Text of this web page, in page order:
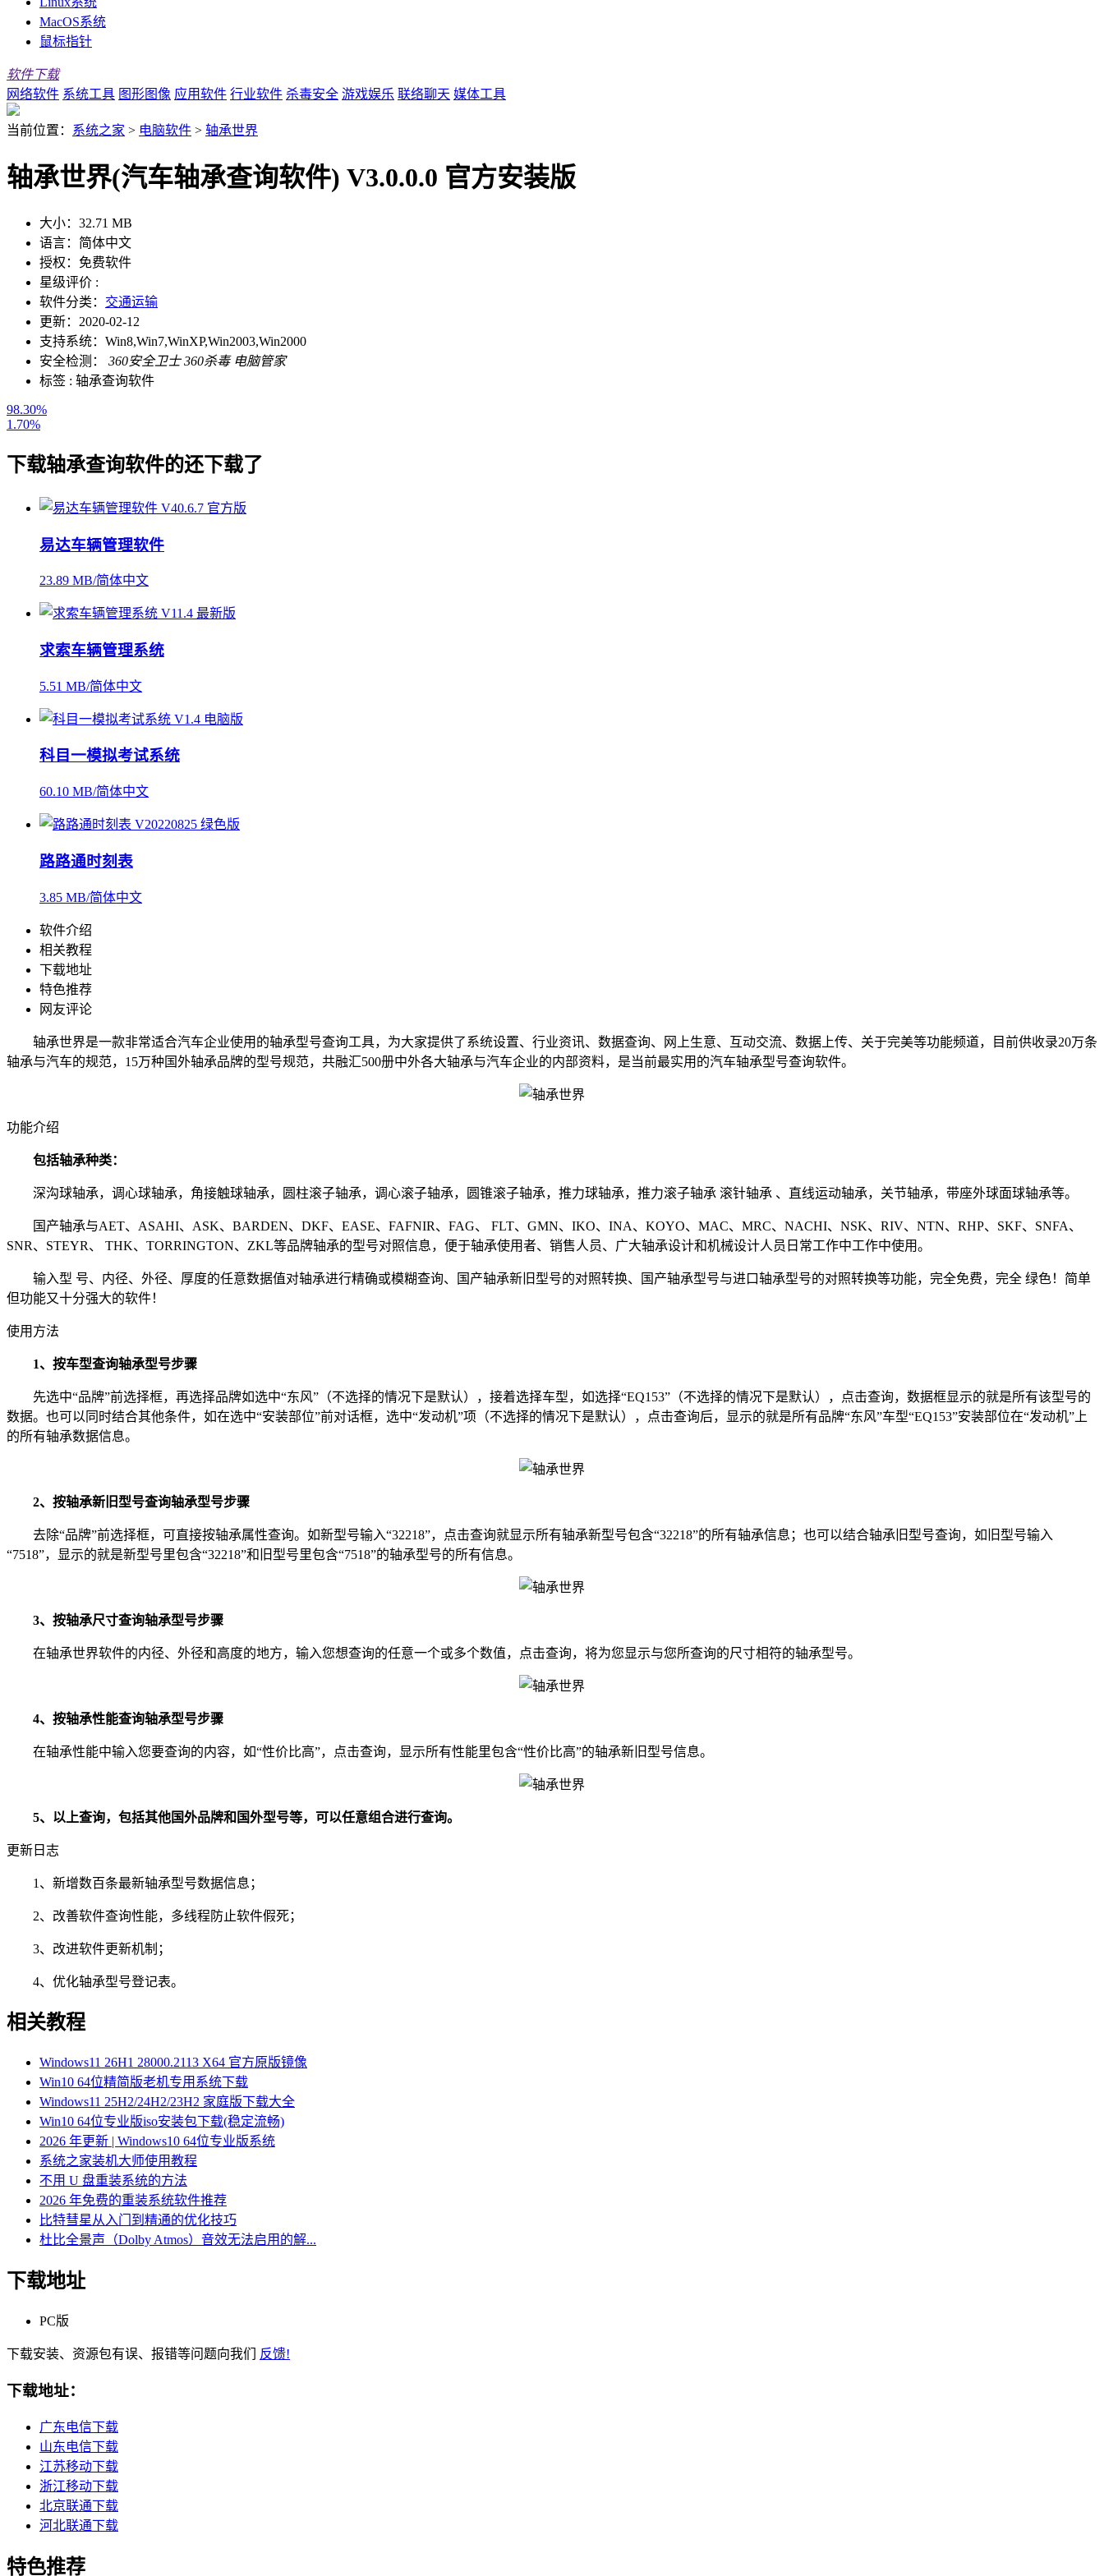
MacOS系统
鼠标指针
软件下载
网络软件 系统工具 图形图像 应用软件 行业软件 杀毒安全 游戏娱乐 联络聊天 媒体工具
当前位置： 系统之家 > 电脑软件 > 轴承世界
轴承世界(汽车轴承查询软件) V3.0.0.0 官方安装版
大小： 32.71 MB
语言： 简体中文
授权： 免费软件
星级评价 :
软件分类： 交通运输
更新： 2020-02-12
支持系统： Win8,Win7,WinXP,Win2003,Win2000
安全检测：
360安全卫士 360杀毒 电脑管家
标签 : 轴承查询软件
98.30%
1.70%
下载轴承查询软件的还下载了
易达车辆管理软件
23.89 MB/简体中文
求索车辆管理系统
5.51 MB/简体中文
科目一模拟考试系统
60.10 MB/简体中文
路路通时刻表
3.85 MB/简体中文
软件介绍
相关教程
下载地址
特色推荐
网友评论
轴承世界是一款非常适合汽车企业使用的轴承型号查询工具，为大家提供了系统设置、行业资讯、数据查询、网上生意、互动交流、数据上传、关于完美等功能频道，目前供收录20万条
轴承与汽车的规范，15万种国外轴承品牌的型号规范，共融汇500册中外各大轴承与汽车企业的内部资料，是当前最实用的汽车轴承型号查询软件。
功能介绍
包括轴承种类：
深沟球轴承，调心球轴承，角接触球轴承，圆柱滚子轴承，调心滚子轴承，圆锥滚子轴承，推力球轴承，推力滚子轴承 滚针轴承 、直线运动轴承，关节轴承，带座外球面球轴承等。
国产轴承与AET、ASAHI、ASK、BARDEN、DKF、EASE、FAFNIR、FAG、 FLT、GMN、IKO、INA、KOYO、MAC、MRC、NACHI、NSK、RIV、NTN、RHP、SKF、SNFA、
SNR、STEYR、 THK、TORRINGTON、ZKL等品牌轴承的型号对照信息，便于轴承使用者、销售人员、广大轴承设计和机械设计人员日常工作中工作中使用。
输入型 号、内径、外径、厚度的任意数据值对轴承进行精确或模糊查询、国产轴承新旧型号的对照转换、国产轴承型号与进口轴承型号的对照转换等功能，完全免费，完全 绿色！简单
但功能又十分强大的软件！
使用方法
1、按车型查询轴承型号步骤
先选中“品牌”前选择框，再选择品牌如选中“东风”（不选择的情况下是默认），接着选择车型，如选择“EQ153”（不选择的情况下是默认），点击查询，数据框显示的就是所有该型号的
数据。也可以同时结合其他条件，如在选中“安装部位”前对话框，选中“发动机”项（不选择的情况下是默认），点击查询后，显示的就是所有品牌“东风”车型“EQ153”安装部位在“发动机”上
的所有轴承数据信息。
2、按轴承新旧型号查询轴承型号步骤
去除“品牌”前选择框，可直接按轴承属性查询。如新型号输入“32218”，点击查询就显示所有轴承新型号包含“32218”的所有轴承信息；也可以结合轴承旧型号查询，如旧型号输入
“7518”，显示的就是新型号里包含“32218”和旧型号里包含“7518”的轴承型号的所有信息。
3、按轴承尺寸查询轴承型号步骤
在轴承世界软件的内径、外径和高度的地方，输入您想查询的任意一个或多个数值，点击查询，将为您显示与您所查询的尺寸相符的轴承型号。
4、按轴承性能查询轴承型号步骤
在轴承性能中输入您要查询的内容，如“性价比高”，点击查询，显示所有性能里包含“性价比高”的轴承新旧型号信息。
5、以上查询，包括其他国外品牌和国外型号等，可以任意组合进行查询。
更新日志
1、新增数百条最新轴承型号数据信息；
2、改善软件查询性能，多线程防止软件假死；
3、改进软件更新机制；
4、优化轴承型号登记表。
相关教程
Windows11 26H1 28000.2113 X64 官方原版镜像
Win10 64位精简版老机专用系统下载
Windows11 25H2/24H2/23H2 家庭版下载大全
Win10 64位专业版iso安装包下载(稳定流畅)
2026 年更新 | Windows10 64位专业版系统
系统之家装机大师使用教程
不用 U 盘重装系统的方法
2026 年免费的重装系统软件推荐
比特彗星从入门到精通的优化技巧
杜比全景声（Dolby Atmos）音效无法启用的解...
下载地址
PC版
下载安装、资源包有误、报错等问题向我们 反馈!
下载地址：
广东电信下载
山东电信下载
江苏移动下载
浙江移动下载
北京联通下载
河北联通下载
特色推荐